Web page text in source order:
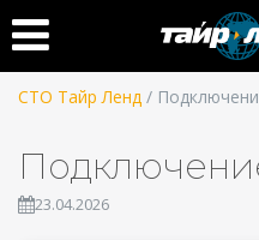
СТО Тайр Ленд /
23.04.2026